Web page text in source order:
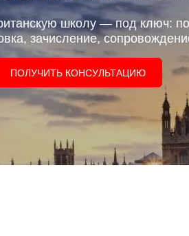
школу — под ключ:
зачисление,
ПОЛУЧИТЬ КОНСУЛЬТАЦИЮ